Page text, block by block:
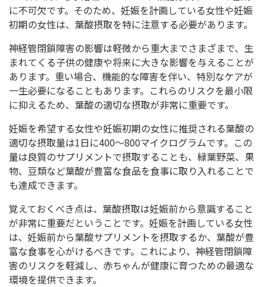
に不可欠です。そのため、妊娠を計画している女性や妊娠
初期の女性は、葉酸摂取を特に注意する必要があります。
神経管閉鎖障害の影響は軽微から重大までさまざまで、生
まれてくる子供の健康や将来に大きな影響を与えることが
あります。重い場合、機能的な障害を伴い、特別なケアが
一生必要になることもあります。これらのリスクを最小限
に抑えるため、葉酸の適切な摂取が非常に重要です。
妊娠を希望する女性や妊娠初期の女性に推奨される葉酸の
適切な摂取量は1日に400〜800マイクログラムです。この
量は良質のサプリメントで摂取することも、緑葉野菜、果
物、豆類など葉酸が豊富な食品を食事に取り入れることで
も達成できます。
覚えておくべき点は、葉酸摂取は妊娠前から意識すること
が非常に重要だということです。妊娠を計画している女性
は、妊娠前から葉酸サプリメントを摂取するか、葉酸が豊
富な食事を心がけるべきです。これにより、神経管閉鎖障
害のリスクを軽減し、赤ちゃんが健康に育つための最適な
環境を提供できます。